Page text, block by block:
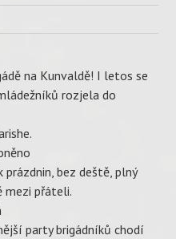
na Kunvaldě! I letos se
rozjela do
bez deště, plný
mezi přáteli.
party brigádníků chodí